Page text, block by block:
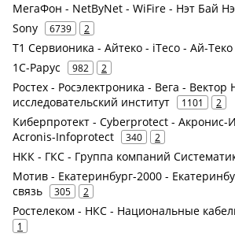
МегаФон - NetByNet - WiFire - Нэт Бай
Sony 6739 2
Т1 Сервионика - Айтеко - iTeco - Ай-Теко
1С-Рарус 982 2
Ростех - Росэлектроника - Вега -
исследовательский институт
1101 2
Киберпротект - Cyberprotect -
Acronis-Infoprotect
340 2
НКК - ГКС - Группа компаний
Мотив - Екатеринбург-2000 -
связь
305 2
Ростелеком - НКС - Национальные
1